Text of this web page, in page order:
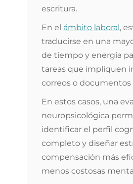
escritura.
En el ámbito laboral,
traducirse en una
de tiempo y energía
tareas que impliquen
correos o documentos
En estos casos, una
neuropsicológica
identificar el perfil
completo y diseñar
compensación más
menos costosas